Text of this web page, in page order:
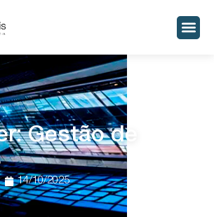
Gestão de
14/10/2025